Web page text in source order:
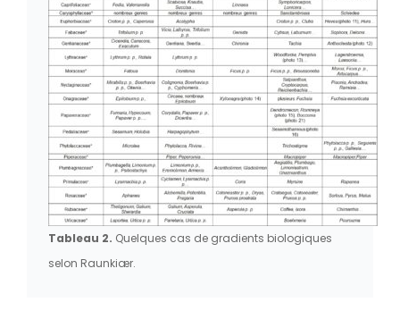
Tableau 2. Quelques cas de gradients biologiques
selon Raunkiær.